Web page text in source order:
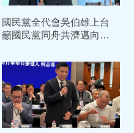
國民黨全代會吳伯雄上台
籲國民黨同舟共濟邁向